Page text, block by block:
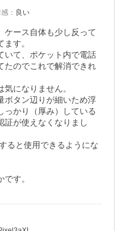
： 良い
ケース自体も少し反って
す。
いて、ポケット内で電話
たのでこれで解消できれ
になりません。
ボタン辺りが細いため浮
っかり（厚み）している
証が使えなくなりまし
ると使用できるようにな